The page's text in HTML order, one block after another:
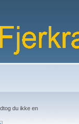
du ikke en